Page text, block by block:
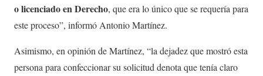
o licenciado en Derecho, que era lo único que se requería para
este proceso”, informó Antonio Martínez.
Asimismo, en opinión de Martínez, “la dejadez que mostró esta
persona para confeccionar su solicitud denota que tenía claro